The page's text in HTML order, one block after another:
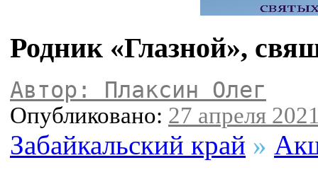
Родник «Глазной»,
Автор: Плаксин Олег
Опубликовано: 27 апреля
Забайкальский край »